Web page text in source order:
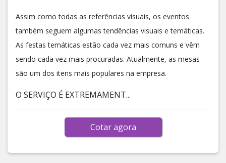
Assim como todas as referências visuais, os eventos
também seguem algumas tendências visuais e temáticas.
As festas temáticas estão cada vez mais comuns e vêm
sendo cada vez mais procuradas. Atualmente, as mesas
são um dos itens mais populares na empresa.
O SERVIÇO É EXTREMAMENT...
Cotar agora